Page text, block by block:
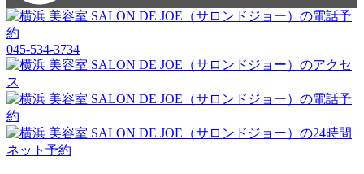
045-534-3734